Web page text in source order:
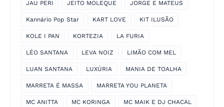
JAU PERI JEITO MOLEQUE JORGE E MATEUS
Kannário Pop Star KART LOVE KIT ILUSÃO
KOLE I PAN KORTEZIA LA FURIA
LÉO SANTANA LEVA NOIZ LIMÃO COM MEL
LUAN SANTANA LUXÚRIA MANIA DE TOALHA
MARRETA É MASSA MARRETA YOU PLANETA
MC ANITTA MC KORINGA MC MAIK E DJ CHACAL